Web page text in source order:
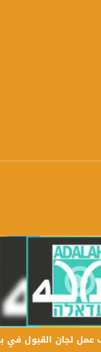
لجان القبول في